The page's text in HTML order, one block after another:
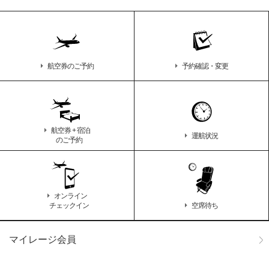
マイレージ会員
航空券のご予約 予約確認・変更
航空券 + 宿泊
のご予約
運航状況
オンライン
チェックイン
空席待ち